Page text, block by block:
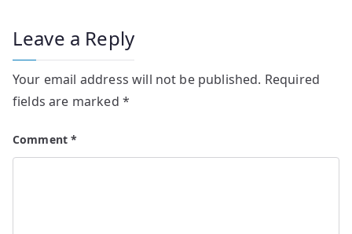
Leave a Reply
Your email address will not be published. Required
fields are marked *
Comment*